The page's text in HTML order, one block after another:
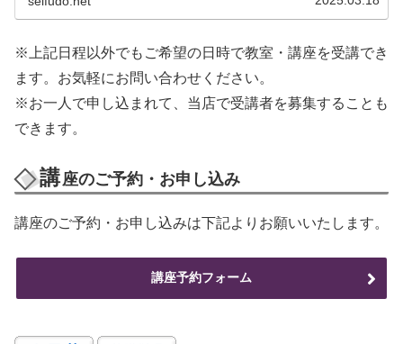
※上記日程以外でもご希望の日時で教室・講座を受講でき
ます。お気軽にお問い合わせください。
※お一人で申し込まれて、当店で受講者を募集することも
できます。
講座のご予約・お申し込み
講座のご予約・お申し込みは下記よりお願いいたします。
講座予約フォーム